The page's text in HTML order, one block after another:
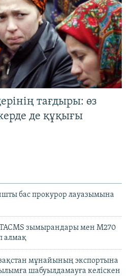
тағдыры: өз
де құқығы
бас прокурор лауазымына
зымырандары мен M270
алмақ
мұнайының экспортына
шабуылдамауға келіскен